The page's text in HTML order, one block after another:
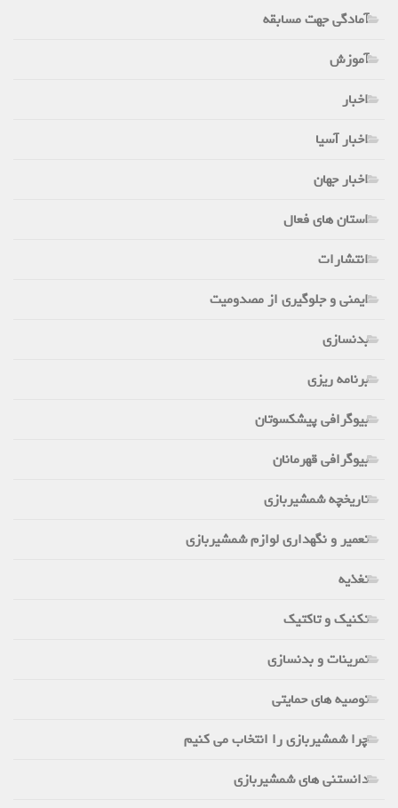
آمادگی جهت مسابقه
آموزش
اخبار
اخبار آسیا
اخبار جهان
استان های فعال
انتشارات
ایمنی و جلوگیری از مصدومیت
بدنسازی
برنامه ریزی
بیوگرافی پیشکسوتان
بیوگرافی قهرمانان
تاریخچه شمشیربازی
تعمیر و نگهداری لوازم شمشیربازی
تغذیه
تکنیک و تاکتیک
تمرینات و بدنسازی
توصیه های حمایتی
چرا شمشیربازی را انتخاب می کنیم
دانستنی های شمشیربازی